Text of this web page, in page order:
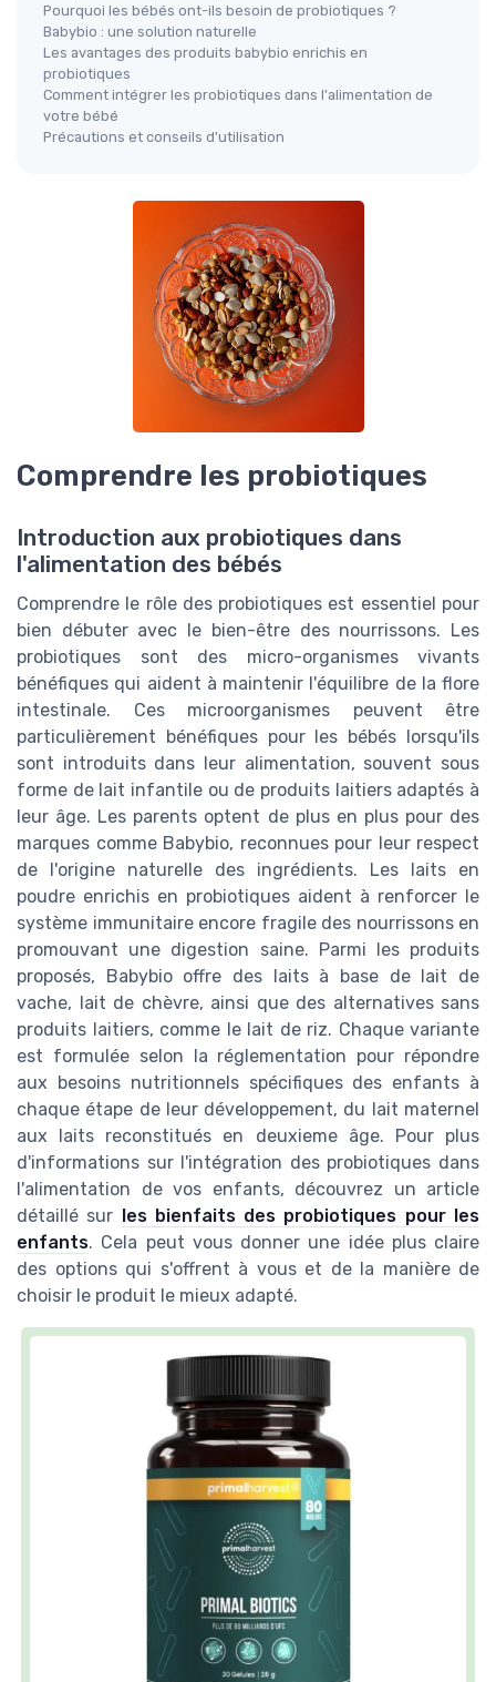
Pourquoi les bébés ont-ils besoin de probiotiques ?
Babybio : une solution naturelle
Les avantages des produits babybio enrichis en
probiotiques
Comment intégrer les probiotiques dans l'alimentation de
votre bébé
Précautions et conseils d'utilisation
Comprendre les probiotiques
Introduction aux probiotiques dans
l'alimentation des bébés
Comprendre le rôle des probiotiques est essentiel pour
bien débuter avec le bien-être des nourrissons. Les
probiotiques sont des micro-organismes vivants
bénéfiques qui aident à maintenir l'équilibre de la flore
intestinale. Ces microorganismes peuvent être
particulièrement bénéfiques pour les bébés lorsqu'ils
sont introduits dans leur alimentation, souvent sous
forme de lait infantile ou de produits laitiers adaptés à
leur âge. Les parents optent de plus en plus pour des
marques comme Babybio, reconnues pour leur respect
de l'origine naturelle des ingrédients. Les laits en
poudre enrichis en probiotiques aident à renforcer le
système immunitaire encore fragile des nourrissons en
promouvant une digestion saine. Parmi les produits
proposés, Babybio offre des laits à base de lait de
vache, lait de chèvre, ainsi que des alternatives sans
produits laitiers, comme le lait de riz. Chaque variante
est formulée selon la réglementation pour répondre
aux besoins nutritionnels spécifiques des enfants à
chaque étape de leur développement, du lait maternel
aux laits reconstitués en deuxieme âge. Pour plus
d'informations sur l'intégration des probiotiques dans
l'alimentation de vos enfants, découvrez un article
détaillé sur les bienfaits des probiotiques pour les
enfants. Cela peut vous donner une idée plus claire
des options qui s'offrent à vous et de la manière de
choisir le produit le mieux adapté.